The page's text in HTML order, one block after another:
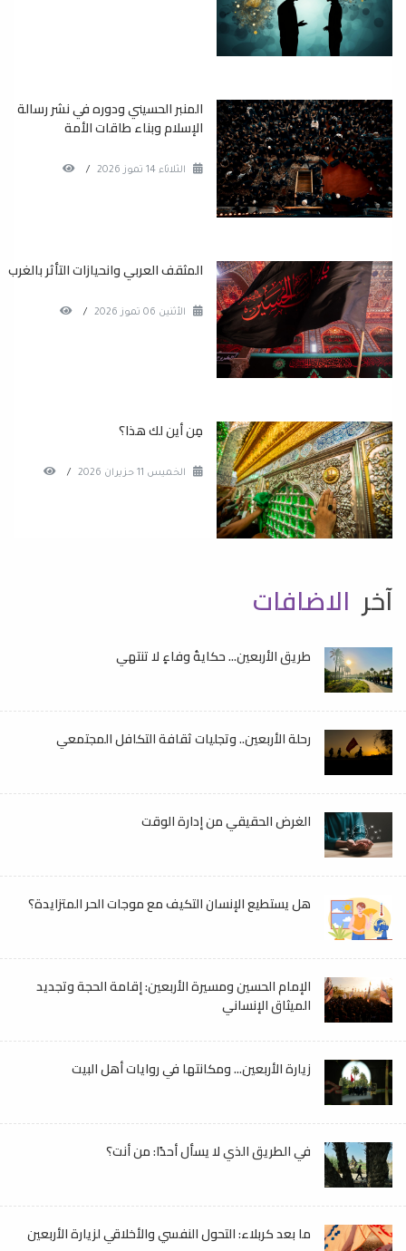
المنبر الحسيني ودوره في نشر رسالة
الإسلام وبناء طاقات الأمة
الثلاثاء 14 تموز 2026 /
المثقف العربي وانحيازات التأثر بالغرب
الأثنين 06 تموز 2026 /
مِن أين لك هذا؟
الخميس 11 حزيران 2026 /
آخر الاضافات
طريق الأربعين... حكايةُ وفاءٍ لا تنتهي
رحلة الأربعين.. وتجليات ثقافة التكافل المجتمعي
الغرض الحقيقي من إدارة الوقت
هل يستطيع الإنسان التكيف مع موجات الحر المتزايدة؟
الإمام الحسين ومسيرة الأربعين: إقامة الحجة وتجديد
الميثاق الإنساني
زيارة الأربعين... ومكانتها في روايات أهل البيت
في الطريق الذي لا يسأل أحدًا: من أنت؟
ما بعد كربلاء: التحول النفسي والأخلاقي لزيارة الأربعين